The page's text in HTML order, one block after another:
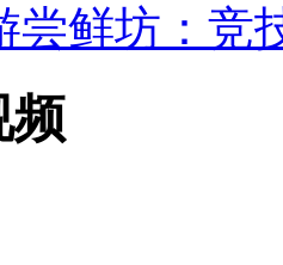
尝鲜坊：竞
频